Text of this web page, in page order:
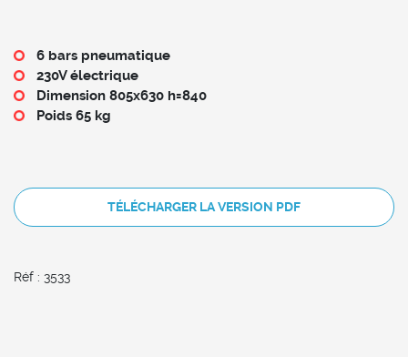
6 bars pneumatique
230V électrique
Dimension 805x630 h=840
Poids 65 kg
TÉLÉCHARGER LA VERSION PDF
Réf : 3533